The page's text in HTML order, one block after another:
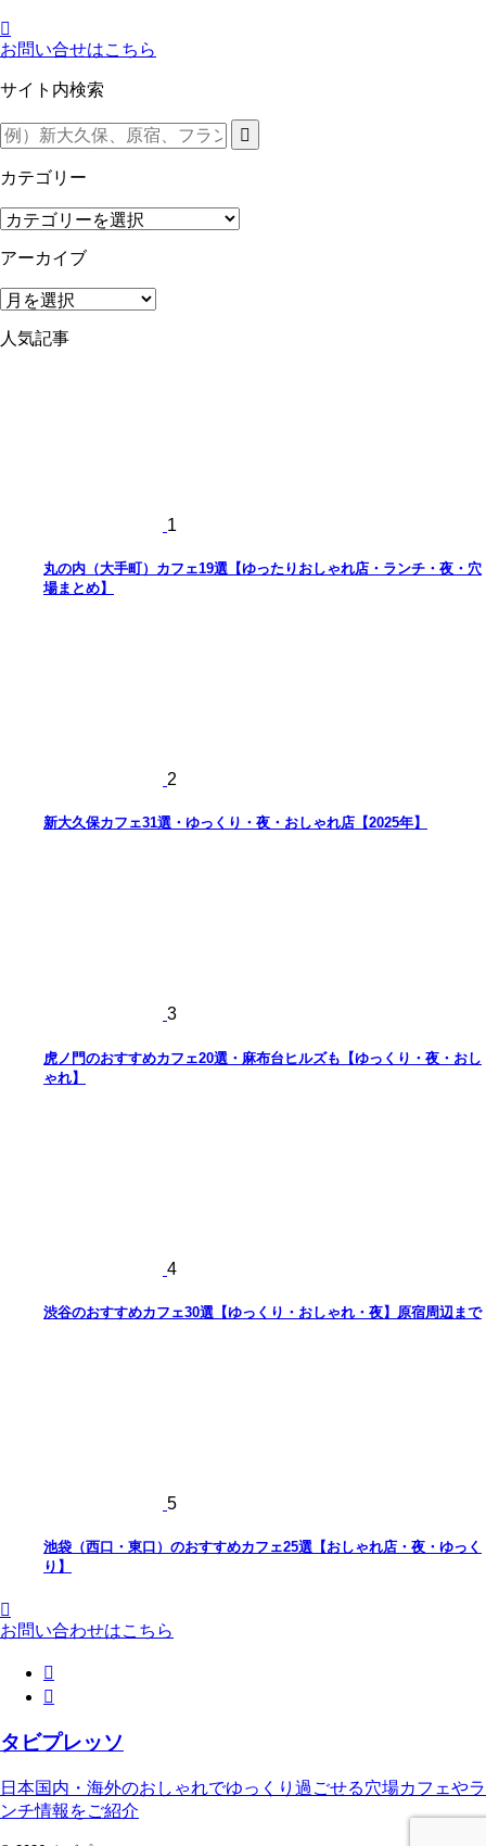
お問い合せはこちら
サイト内検索
カテゴリー
カ
ゴ
リ
ー
アーカイブ
ア
カ
人気記事
1
丸の内（大手町）カフェ19選【ゆったりおしゃれ店・ランチ・夜・穴
場まとめ】
2
新大久保カフェ31選・ゆっくり・夜・おしゃれ店【2025年】
3
虎ノ門のおすすめカフェ20選・麻布台ヒルズも【ゆっくり・夜・おし
ゃれ】
4
渋谷のおすすめカフェ30選【ゆっくり・おしゃれ・夜】原宿周辺まで
5
池袋（西口・東口）のおすすめカフェ25選【おしゃれ店・夜・ゆっく
り】
お問い合わせはこちら
タビプレッソ
日本国内・海外のおしゃれでゆっくり過ごせる穴場カフェやラ
ンチ情報をご紹介